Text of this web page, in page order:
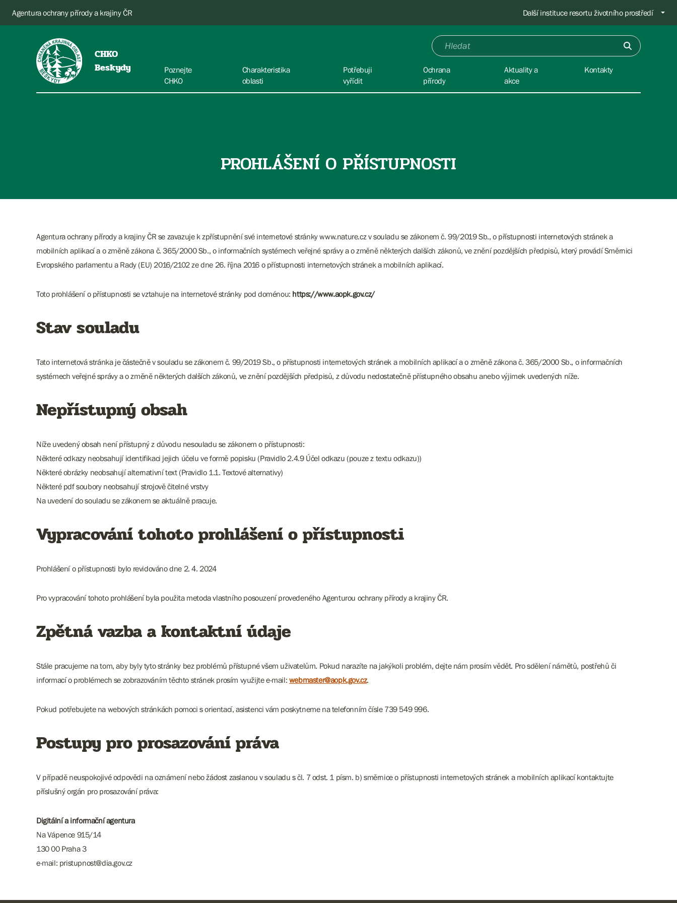
Agentura ochrany přírody a krajiny ČR Další instituce resortu životního prostředí
CHKO
Beskydy
Poznejte
CHKO
Charakteristika
oblasti
Potřebuji
vyřídit
Ochrana
přírody
Aktuality a
akce
Kontakty
PROHLÁŠENÍ O PŘÍSTUPNOSTI
Agentura ochrany přírody a krajiny ČR se zavazuje k zpřístupnění své internetové stránky www.nature.cz v souladu se zákonem č. 99/2019 Sb., o přístupnosti internetových stránek a
mobilních aplikací a o změně zákona č. 365/2000 Sb., o informačních systémech veřejné správy a o změně některých dalších zákonů, ve znění pozdějších předpisů, který provádí Směrnici
Evropského parlamentu a Rady (EU) 2016/2102 ze dne 26. října 2016 o přístupnosti internetových stránek a mobilních aplikací.
Toto prohlášení o přístupnosti se vztahuje na internetové stránky pod doménou: https://www.aopk.gov.cz/
Stav souladu
Tato internetová stránka je částečně v souladu se zákonem č. 99/2019 Sb., o přístupnosti internetových stránek a mobilních aplikací a o změně zákona č. 365/2000 Sb., o informačních
systémech veřejné správy a o změně některých dalších zákonů, ve znění pozdějších předpisů, z důvodu nedostatečně přístupného obsahu anebo výjimek uvedených níže.
Nepřístupný obsah
Níže uvedený obsah není přístupný z důvodu nesouladu se zákonem o přístupnosti:
Některé odkazy neobsahují identifikaci jejich účelu ve formě popisku (Pravidlo 2.4.9 Účel odkazu (pouze z textu odkazu))
Některé obrázky neobsahují alternativní text (Pravidlo 1.1. Textové alternativy)
Některé pdf soubory neobsahují strojově čitelné vrstvy
Na uvedení do souladu se zákonem se aktuálně pracuje.
Vypracování tohoto prohlášení o přístupnosti
Prohlášení o přístupnosti bylo revidováno dne 2. 4. 2024
Pro vypracování tohoto prohlášení byla použita metoda vlastního posouzení provedeného Agenturou ochrany přírody a krajiny ČR.
Zpětná vazba a kontaktní údaje
Stále pracujeme na tom, aby byly tyto stránky bez problémů přístupné všem uživatelům. Pokud narazíte na jakýkoli problém, dejte nám prosím vědět. Pro sdělení námětů, postřehů či
informací o problémech se zobrazováním těchto stránek prosím využijte e-mail: webmaster@aopk.gov.cz.
Pokud potřebujete na webových stránkách pomoci s orientací, asistenci vám poskytneme na telefonním čísle 739 549 996.
Postupy pro prosazování práva
V případě neuspokojivé odpovědi na oznámení nebo žádost zaslanou v souladu s čl. 7 odst. 1 písm. b) směrnice o přístupnosti internetových stránek a mobilních aplikací kontaktujte
příslušný orgán pro prosazování práva:
Digitální a informační agentura
Na Vápence 915/14
130 00 Praha 3
e-mail: pristupnost@dia.gov.cz